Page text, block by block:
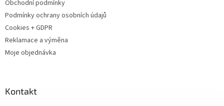
Obchodní podmínky
Podmínky ochrany osobních údajů
Cookies + GDPR
Reklamace a výměna
Moje objednávka
Kontakt